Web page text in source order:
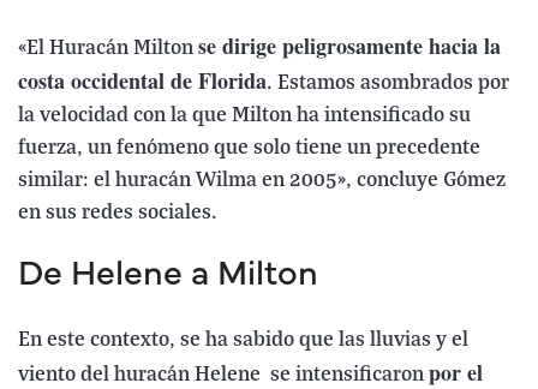
«El Huracán Milton se dirige peligrosamente hacia la
costa occidental de Florida. Estamos asombrados por
la velocidad con la que Milton ha intensificado su
fuerza, un fenómeno que solo tiene un precedente
similar: el huracán Wilma en 2005», concluye Gómez
en sus redes sociales.
De Helene a Milton
En este contexto, se ha sabido que las lluvias y el
viento del huracán Helene se intensificaron por el